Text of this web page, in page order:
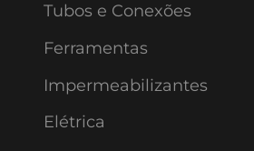
Tubos e Conexões
Ferramentas
Impermeabilizantes
Elétrica